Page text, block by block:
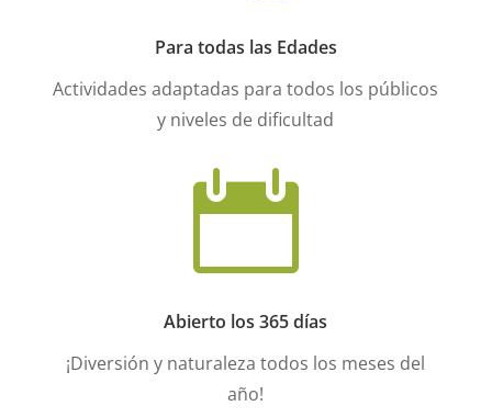
Para todas las Edades
Actividades adaptadas para todos los públicos
y niveles de dificultad

Abierto los 365 días
¡Diversión y naturaleza todos los meses del
año!